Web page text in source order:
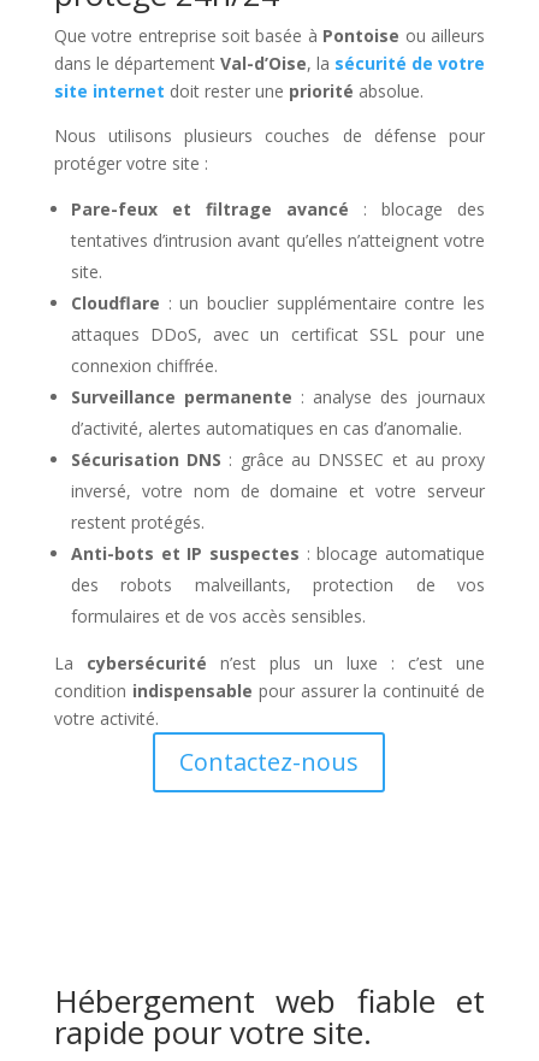
Que votre entreprise soit basée à Pontoise ou ailleurs
dans le département Val-d’Oise, la sécurité de votre
site internet doit rester une priorité absolue.
Nous utilisons plusieurs couches de défense pour
protéger votre site :
Pare-feux et filtrage avancé : blocage des
tentatives d’intrusion avant qu’elles n’atteignent votre
site.
Cloudflare : un bouclier supplémentaire contre les
attaques DDoS, avec un certificat SSL pour une
connexion chiffrée.
Surveillance permanente : analyse des journaux
d’activité, alertes automatiques en cas d’anomalie.
Sécurisation DNS : grâce au DNSSEC et au proxy
inversé, votre nom de domaine et votre serveur
restent protégés.
Anti-bots et IP suspectes : blocage automatique
des robots malveillants, protection de vos
formulaires et de vos accès sensibles.
La cybersécurité n’est plus un luxe : c’est une
condition indispensable pour assurer la continuité de
votre activité.
Contactez-nous
Hébergement web fiable et
rapide pour votre site.